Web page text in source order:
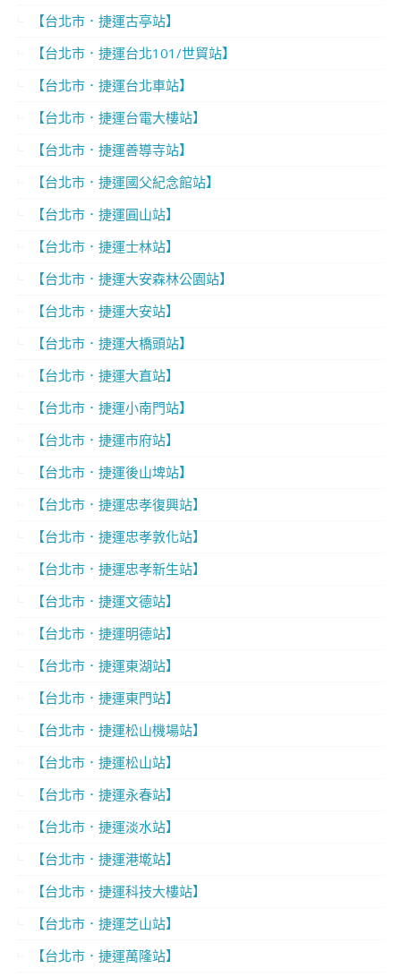
【台北市．捷運古亭站】
【台北市．捷運台北101/世貿站】
【台北市．捷運台北車站】
【台北市．捷運台電大樓站】
【台北市．捷運善導寺站】
【台北市．捷運國父紀念館站】
【台北市．捷運圓山站】
【台北市．捷運士林站】
【台北市．捷運大安森林公園站】
【台北市．捷運大安站】
【台北市．捷運大橋頭站】
【台北市．捷運大直站】
【台北市．捷運小南門站】
【台北市．捷運市府站】
【台北市．捷運後山埤站】
【台北市．捷運忠孝復興站】
【台北市．捷運忠孝敦化站】
【台北市．捷運忠孝新生站】
【台北市．捷運文德站】
【台北市．捷運明德站】
【台北市．捷運東湖站】
【台北市．捷運東門站】
【台北市．捷運松山機場站】
【台北市．捷運松山站】
【台北市．捷運永春站】
【台北市．捷運淡水站】
【台北市．捷運港墘站】
【台北市．捷運科技大樓站】
【台北市．捷運芝山站】
【台北市．捷運萬隆站】